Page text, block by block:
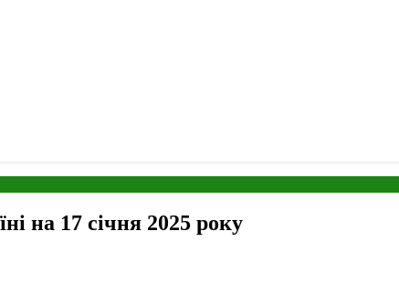
на 17 січня 2025 року